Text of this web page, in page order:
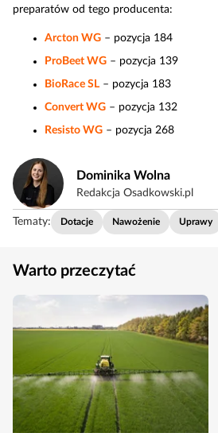
preparatów od tego producenta:
Arcton WG – pozycja 184
ProBeet WG – pozycja 139
BioRace SL – pozycja 183
Convert WG – pozycja 132
Resisto WG – pozycja 268
Dominika Wolna
Redakcja Osadkowski.pl
Tematy: Dotacje Nawożenie Uprawy
Warto przeczytać